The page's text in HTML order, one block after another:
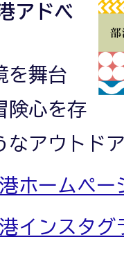
アドベ
を舞台
険心を存
なアウトド
ホームペー
インスタグ